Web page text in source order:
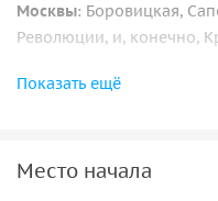
Москвы: Боровицкая,
Революции, и, конечно,
Я расскажу и покажу
Показать ещё
Место начала